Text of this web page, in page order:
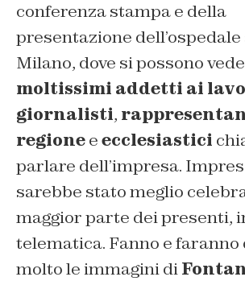
conferenza stampa e della
presentazione
Milano, dove si possono
moltissimi addetti ai
giornalisti,
regioneeecclesiastici
parlare dell’impresa.
sarebbe stato meglio
maggior parte dei presenti,
telematica. Fanno e
molto le immagini di